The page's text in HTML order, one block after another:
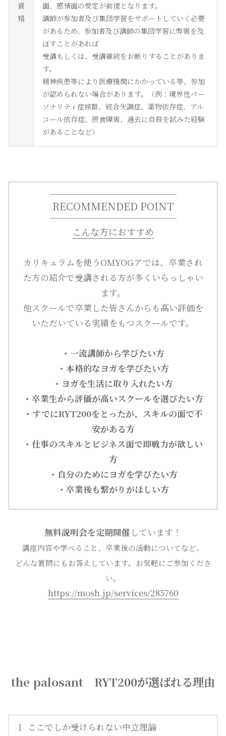
資
格
面、感情面の安定が前提となります。
講師が参加者及び集団学習をサポートしていく必要
があるため、参加者及び講師の集団学習に弊害を及
ぼすことがあれば
受講もしくは、受講継続をお断りすることがありま
す。
精神疾患等により医療機関にかかっている等、参加
が認められない場合があります。（例：境界性パー
ソナリティ症候群、統合失調症、薬物依存症、アル
コール依存症、摂食障害、過去に自殺を試みた経験
があることなど）
RECOMMENDED POINT
こんな方におすすめ
カリキュラムを使うOMYOGアでは、卒業され
た方の紹介で受講される方が多くいらっしゃい
ます。
他スクールで卒業した皆さんからも高い評価を
いただいている実績をもつスクールです。
・一流講師から学びたい方
・本格的なヨガを学びたい方
・ヨガを生活に取り入れたい方
・卒業生から評価が高いスクールを選びたい方
・すでにRYT200をとったが、スキルの面で不
安がある方
・仕事のスキルとビジネス面で即戦力が欲しい
方
・自分のためにヨガを学びたい方
・卒業後も繋がりがほしい方
無料説明会を定期開催 しています！
講座内容や学べること、卒業後の活動についてなど、
どんな質問にもお答えしています。お気軽にご参加くださ
い。
https://mosh.jp/services/285760
the palosant RYT200が選ばれる理由
1 ここでしか受けられない中立理論